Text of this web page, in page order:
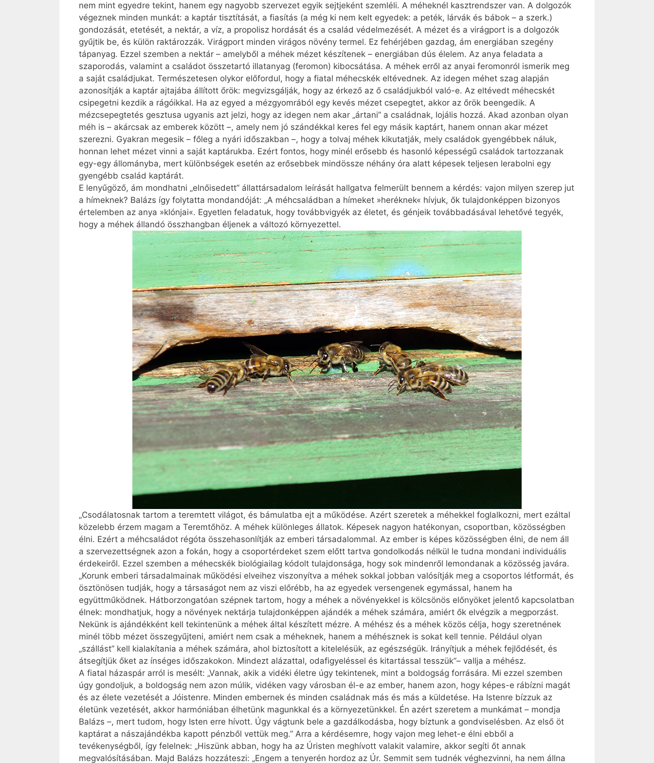
nem mint egyedre tekint, hanem egy nagyobb szervezet egyik sejtjeként szemléli. A méheknél kasztrendszer van. A dolgozók
végeznek minden munkát: a kaptár tisztítását, a fiasítás (a még ki nem kelt egyedek: a peték, lárvák és bábok – a szerk.)
gondozását, etetését, a nektár, a víz, a propolisz hordását és a család védelmezését. A mézet és a virágport is a dolgozók
gyűjtik be, és külön raktározzák. Virágport minden virágos növény termel. Ez fehérjében gazdag, ám energiában szegény
tápanyag. Ezzel szemben a nektár – amelyből a méhek mézet készítenek – energiában dús élelem. Az anya feladata a
szaporodás, valamint a családot összetartó illatanyag (feromon) kibocsátása. A méhek erről az anyai feromonról ismerik meg
a saját családjukat. Természetesen olykor előfordul, hogy a fiatal méhecskék eltévednek. Az idegen méhet szag alapján
azonosítják a kaptár ajtajába állított őrök: megvizsgálják, hogy az érkező az ő családjukból ­való-e. Az eltévedt méhecskét
csipegetni kezdik a rágóikkal. Ha az egyed a mézgyomrából egy kevés mézet csepegtet, akkor az őrök beengedik. A
mézcsepegtetés gesztusa ugyanis azt jelzi, hogy az idegen nem akar „ártani” a családnak, lojális hozzá. Akad azonban olyan
méh is – akárcsak az emberek között –, amely nem jó szándékkal keres fel egy másik kaptárt, hanem onnan akar mézet
szerezni. Gyakran megesik – főleg a nyári időszakban –, hogy a tolvaj méhek kikutatják, mely családok gyengébbek náluk,
honnan lehet mézet vinni a saját kaptárukba. Ezért fontos, hogy minél erősebb és hasonló képességű családok tartozzanak
egy-egy állományba, mert különbségek esetén az erősebbek mindössze néhány óra alatt képesek teljesen lerabolni egy
gyengébb család kaptárát.
E lenyűgöző, ám mondhatni „elnőisedett” állattársadalom leírását hallgatva felmerült bennem a kérdés: vajon milyen szerep jut
a hímeknek? Balázs így folytatta mondandóját: „A méhcsaládban a hímeket »heréknek« hívjuk, ők tulajdonképpen bizonyos
értelemben az anya »klónjai«. Egyetlen feladatuk, hogy továbbvigyék az életet, és génjeik továbbadásával lehetővé tegyék,
hogy a méhek állandó összhangban éljenek a változó környezettel.
„Csodálatosnak tartom a teremtett világot, és bámulatba ejt a működése. Azért szeretek a méhekkel foglalkozni, mert ezáltal
közelebb érzem magam a Teremtőhöz. A méhek különleges állatok. Képesek nagyon hatékonyan, csoportban, közösségben
élni. Ezért a méhcsaládot régóta összehasonlítják az emberi társadalommal. Az ember is képes közösségben élni, de nem áll
a szervezettségnek azon a fokán, hogy a csoportérdeket szem előtt tartva gondolkodás nélkül le tudna mondani individuális
érdekeiről. Ezzel szemben a méhecskék biológiailag kódolt tulajdonsága, hogy sok mindenről lemondanak a közösség javára.
„Korunk emberi társadalmainak működési elveihez viszonyítva a méhek sokkal jobban valósítják meg a csoportos létformát, és
ösztönösen tudják, hogy a társaságot nem az viszi előrébb, ha az egyedek versengenek egymással, hanem ha
együttműködnek. Hátborzongatóan szépnek tartom, hogy a méhek a növényekkel is kölcsönös előnyöket jelentő kapcsolatban
élnek: mondhatjuk, hogy a növények nektárja tulajdonképpen ajándék a méhek számára, amiért ők elvégzik a megporzást.
Nekünk is ajándékként kell tekintenünk a méhek által készített mézre. A méhész és a méhek közös célja, hogy szeretnének
minél több mézet összegyűjteni, amiért nem csak a méheknek, hanem a méhésznek is sokat kell tennie. Például olyan
„szállást” kell kialakítania a méhek számára, ahol biztosított a kitelelésük, az egészségük. Irányítjuk a méhek fejlődését, és
átsegítjük őket az ínséges időszakokon. Mindezt alázattal, odafigyeléssel és kitartással tesszük”– vallja a méhész.
A fiatal házaspár arról is mesélt: „Vannak, akik a vidéki életre úgy tekintenek, mint a boldogság forrására. Mi ezzel szemben
úgy gondoljuk, a boldogság nem azon múlik, vidéken vagy városban él-e az ember, hanem azon, hogy képes-e rábízni magát
és az élete vezetését a Jóistenre. Minden embernek és minden családnak más és más a küldetése. Ha Istenre bízzuk az
életünk vezetését, akkor harmóniában élhetünk magunkkal és a környezetünkkel. Én azért szeretem a munkámat – mondja
Balázs –, mert tudom, hogy Isten erre hívott. Úgy vágtunk bele a gazdálkodásba, hogy bíztunk a gondviselésben. Az első öt
kaptárat a nászajándékba kapott pénzből vettük meg.” Arra a kérdésemre, hogy vajon meg lehet-e élni ebből a
tevékenységből, így felelnek: „Hiszünk abban, hogy ha az Úristen meghívott valakit valamire, akkor segíti őt annak
megvalósításában. Majd Balázs hozzáteszi: „Engem a tenyerén hordoz az Úr. Semmit sem tudnék véghezvinni, ha nem állna